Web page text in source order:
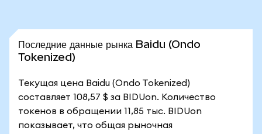
Последние данные рынка Baidu (Ondo
Tokenized)
Текущая цена Baidu (Ondo Tokenized)
составляет 108,57 $ за BIDUon. Количество
токенов в обращении 11,85 тыс. BIDUon
показывает, что общая рыночная